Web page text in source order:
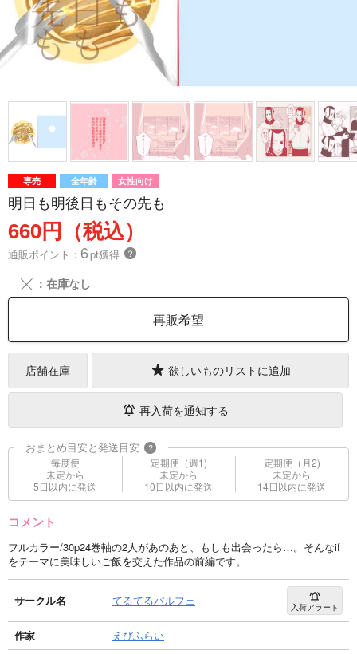
専売 全年齢 女性向け
明日も明後日もその先も
660円（税込）
通販ポイント： 6pt獲得 ？
╳ ：在庫なし
再販希望
店舗在庫 欲しいものリストに追加
再入荷を通知する
おまとめ目安と発送目安 ?
毎度便
未定から
5日以内に発送
定期便（週1)
未定から
10日以内に発送
定期便（月2)
未定から
14日以内に発送
コメント
フルカラー/30p24巻軸の2人があのあと、もしも出会ったら…。そんなif
をテーマに美味しいご飯を交えた作品の前編です。
サークル名 てるてるパルフェ 入荷アラート
作家
えびふらい